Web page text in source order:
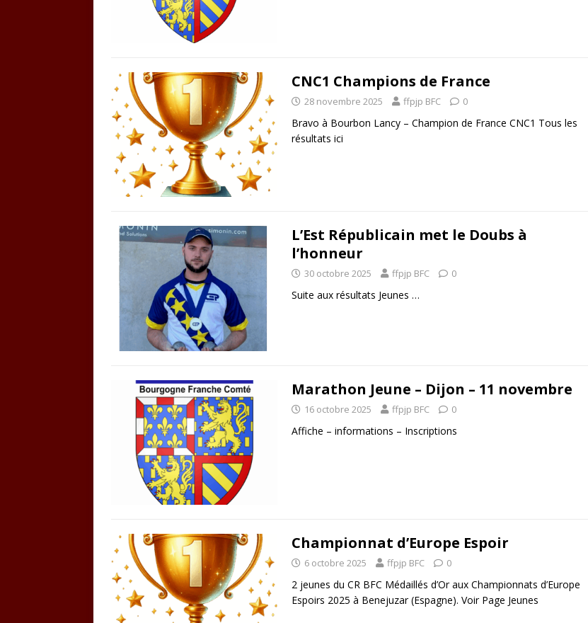
CNC1 Champions de France
28 novembre 2025 ffpjp BFC 0
Bravo à Bourbon Lancy – Champion de France CNC1 Tous les
résultats ici
L’Est Républicain met le Doubs à
l’honneur
30 octobre 2025 ffpjp BFC 0
Suite aux résultats Jeunes …
Marathon Jeune – Dijon – 11 novembre
16 octobre 2025 ffpjp BFC 0
Affiche – informations – Inscriptions
Championnat d’Europe Espoir
6 octobre 2025 ffpjp BFC 0
2 jeunes du CR BFC Médaillés d’Or aux Championnats d’Europe
Espoirs 2025 à Benejuzar (Espagne). Voir Page Jeunes